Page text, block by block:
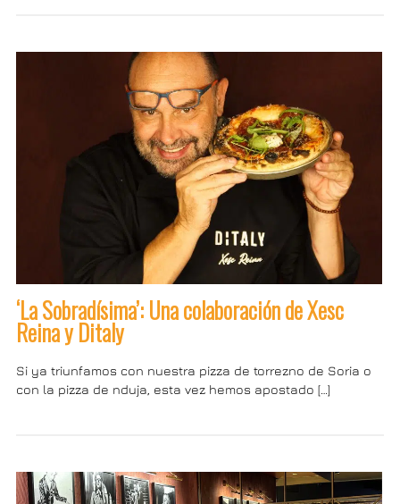
‘La Sobradísima’: Una colaboración de Xesc
Reina y Ditaly
Si ya triunfamos con nuestra pizza de torrezno de Soria o
con la pizza de nduja, esta vez hemos apostado […]